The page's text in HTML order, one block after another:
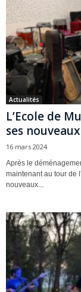
Actualités
L’Ecole de
ses
16 mars 2024
Après le
maintenant au tour de
nouveaux...